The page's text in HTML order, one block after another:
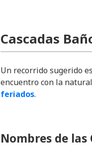
Cascadas
Un recorrido sugerido
encuentro con la
feriados.
Nombres de las